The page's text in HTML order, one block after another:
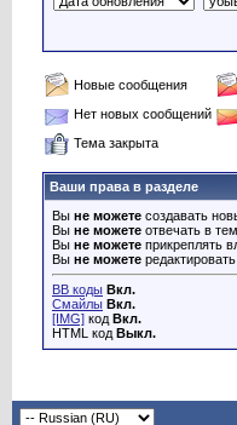
Новые сообщения
Нет новых сообщений
Тема закрыта
Ваши права в разделе
Вы не можете создавать
Вы не можете отвечать в
Вы не можете прикреплять
Вы не можете
BB коды Вкл.
Смайлы Вкл.
[IMG] код Вкл.
HTML код Выкл.